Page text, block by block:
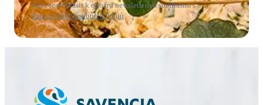
Chci se přihlásit k odběru newsletteru a souhlasím s
zpracováním osobních údajů.